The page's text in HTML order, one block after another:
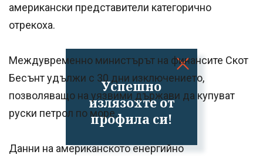
Успешно
излязохте от
профила си!
американски представители категорично
отрекоха.
Междувременно министърът на финансите Скот
Бесънт удължи с 30 дни изключението,
позволяващо на уязвими държави да купуват
руски петрол по море.
Данни на американското енергийно